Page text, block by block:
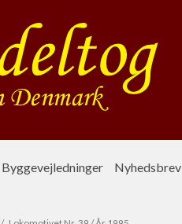
Byggevejledninger Nyhedsbrev